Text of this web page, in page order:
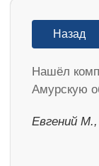
Назад
Нашёл
Амурскую
​Евгений